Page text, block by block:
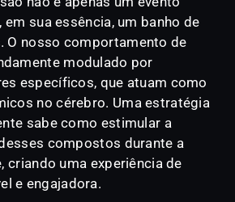
sua essência, um banho de
O nosso comportamento de
modulado por
específicos, que atuam como
no cérebro. Uma estratégia
sabe como estimular a
compostos durante a
criando uma experiência de
e engajadora.